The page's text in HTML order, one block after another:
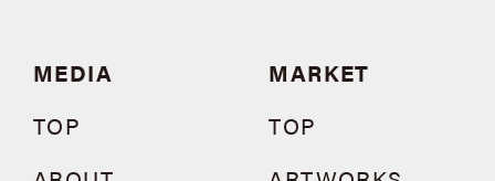
MEDIA
TOP
MARKET
TOP